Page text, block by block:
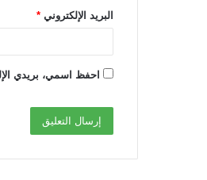
البريد الإلكتروني *
احفظ اسمي، بريدي